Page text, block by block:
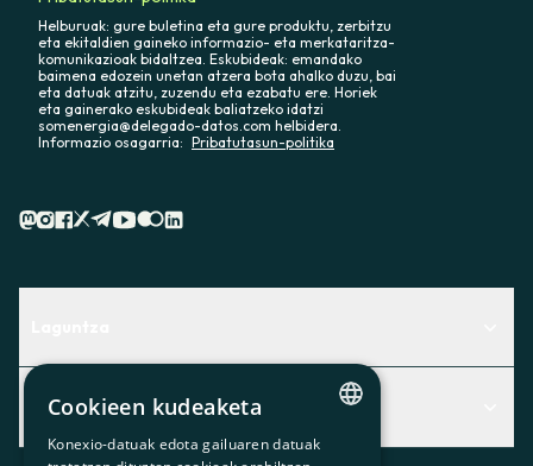
Helburuak: gure buletina eta gure produktu, zerbitzu
eta ekitaldien gaineko informazio- eta merkataritza-
komunikazioak bidaltzea. Eskubideak: emandako
baimena edozein unetan atzera bota ahalko duzu, bai
eta datuak atzitu, zuzendu eta ezabatu ere. Horiek
eta gainerako eskubideak baliatzeko idatzi
somenergia@delegado-datos.com helbidera.
Informazio osagarria: Pribatutasun-politika
Centro de Ayuda
Aurkitu zerbitzurik egokiena zuretzat
Contacto
Albisteak
Albisteak
CATALAN
Cookieen kudeaketa
Konexio-datuak edota gailuaren datuak